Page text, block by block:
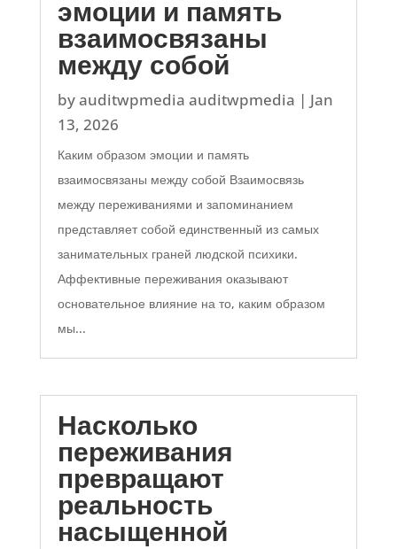
эмоции и память
взаимосвязаны
между собой
byauditwpmedia auditwpmedia | Jan
13, 2026
Каким образом эмоции и память
взаимосвязаны между собой Взаимосвязь
между переживаниями и запоминанием
представляет собой единственный из самых
занимательных граней людской психики.
Аффективные переживания оказывают
основательное влияние на то, каким образом
мы...
Насколько
переживания
превращают
реальность
насыщенной